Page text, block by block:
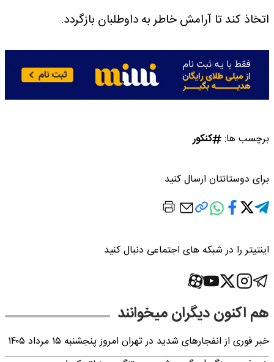
اتخاذ کند تا آرامش خاطر به داوطلبان بازگردد.
برچسب ها: کنکور
برای دوستانتان ارسال کنید
اینتیتر را در شبکه های اجتماعی دنبال کنید
هم اکنون دیگران میخوانند
خبر فوری از انفجارهای شدید در تهران امروز پنجشنبه ۱۵ مرداد ۱۴۰۵